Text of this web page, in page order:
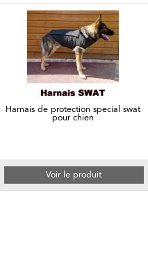
Harnais de protection special swat
pour chien
Voir le produit